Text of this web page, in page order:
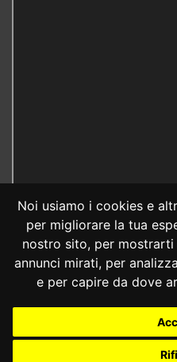
Noi usiamo i cookies e
per migliorare la tua
nostro sito, per
annunci mirati, per
e per capire da dove